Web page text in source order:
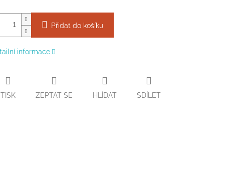
Přidat do košíku
informace
TISK ZEPTAT SE HLÍDAT SDÍLET